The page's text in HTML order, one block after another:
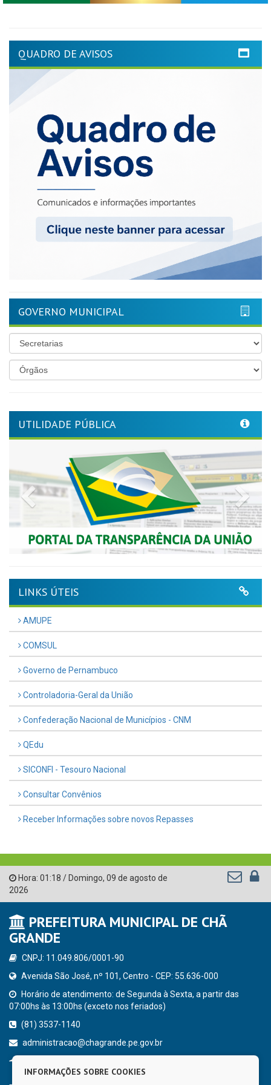
QUADRO DE AVISOS
GOVERNO MUNICIPAL
UTILIDADE PÚBLICA
Previous
LINKS ÚTEIS
AMUPE
COMSUL
Governo de Pernambuco
Controladoria-Geral da União
Confederação Nacional de Municípios - CNM
QEdu
SICONFI - Tesouro Nacional
Consultar Convênios
Receber Informações sobre novos Repasses
Hora: 01:18 / Domingo, 09 de agosto de
2026
PREFEITURA MUNICIPAL DE CHÃ
GRANDE
CNPJ: 11.049.806/0001-90
Avenida São José, nº 101, Centro - CEP: 55.636-000
Horário de atendimento: de Segunda à Sexta, a partir das
07:00hs às 13:00hs (exceto nos feriados)
(81) 3537-1140
administracao@chagrande.pe.gov.br
INFORMAÇÕES SOBRE COOKIES